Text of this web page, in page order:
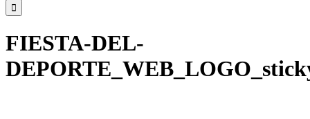
FIESTA-DEL-